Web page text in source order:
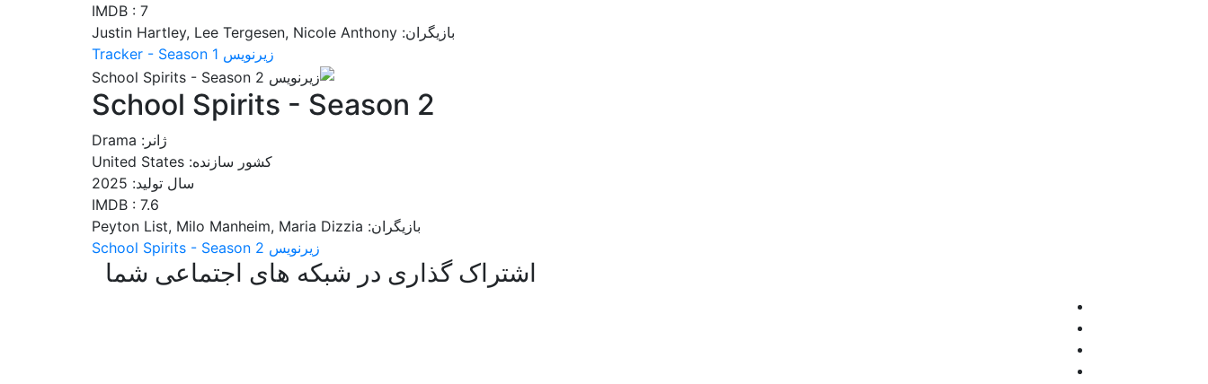
IMDB : 7
بازیگران: Justin Hartley, Lee Tergesen, Nicole Anthony
زیرنویس Tracker - Season 1
School Spirits - Season 2
ژانر: Drama
کشور سازنده: United States
سال تولید: 2025
IMDB : 7.6
بازیگران: Peyton List, Milo Manheim, Maria Dizzia
زیرنویس School Spirits - Season 2
اشتراک گذاری در شبکه های اجتماعی شما